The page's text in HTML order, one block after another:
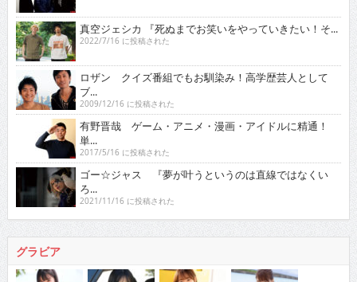
真空ジェシカ 『死ぬまでお笑いをやっていきたい！そ...
2022/7/16 に投稿された
ロザン クイズ番組でもお馴染み！高学歴芸人として
ブ...
2009/12/16 に投稿された
有野晋哉 ゲーム・アニメ・漫画・アイドルに精通！
単...
2017/5/16 に投稿された
ゴー☆ジャス 『夢が叶うというのは直線ではなくい
ろ...
2021/11/16 に投稿された
グラビア